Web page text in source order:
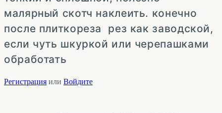
малярный скотч наклеить. конечно
после плиткореза рез как заводской,
если чуть шкуркой или черепашками
обработать
Регистрация или Войдите